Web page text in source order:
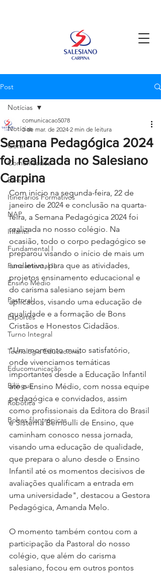
Post
Notícias
Geral
Comunicados
Ex-aluno
Itinerários Formativos
NAP
Infantil
Fundamental I
Fundamental II
Ensino Médio
Pastoral
Esportes
Turno Integral
Tecnologia Educacional
Educomunicação
Bilíngue
Robótica
Bolsas filantrópicas
Notícias
Semana Pedagógica 2024
foi realizada no Salesiano
Carpina
comunicacao5078
3 de mar. de 2024 2 min de leitura
Com início na segunda-feira, 22 de
janeiro de 2024 e conclusão na quarta-
feira, a Semana Pedagógica 2024 foi
realizada no nosso colégio. Na
ocasião, todo o corpo pedagógico se
preparou visando o início de mais um
ano letivo, para que as atividades,
projetos ensinamento educacional e
do carisma salesiano sejam bem
aplicados, visando uma educação de
qualidade e a formação de Bons
Cristãos e Honestos Cidadãos.
"Um momento muito satisfatório,
onde vivenciamos temáticas
importantes desde a Educação Infantil
até o Ensino Médio, com nossa equipe
pedagógica e convidados, assim
como profissionais da Editora do Brasil
e Sistema Bernoulli de Ensino, que
caminham conosco nessa jornada,
visando uma educação de qualidade,
que prepara o aluno desde o Ensino
Infantil até os momentos decisivos de
avaliações qualificam a entrada em
uma universidade", destacou a Gestora
Pedagógica, Amanda Melo.
O momento também contou com a
participação da Pastoral do nosso
colégio, que além do carisma
salesiano, focou em outros pontos